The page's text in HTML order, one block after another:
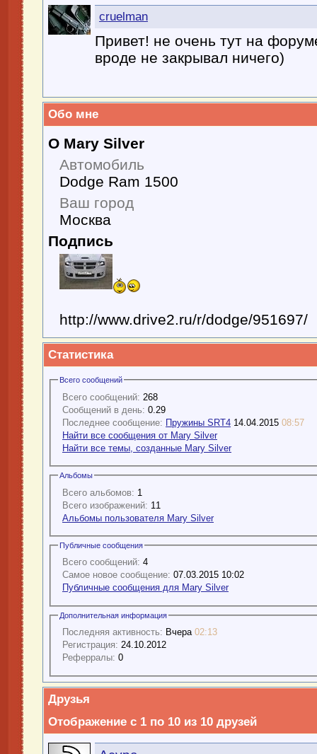
cruelman
Привет! не очень тут на
вроде не закрывал ничего)
Обо мне
О Mary Silver
Автомобиль
Dodge Ram 1500
Ваш город
Москва
Подпись
http://www.drive2.ru/r/dodge/951697/
Статистика
Всего сообщений
Всего сообщений: 268
Сообщений в день: 0.29
Последнее сообщение: Пружины SRT4 14.04.2015 08:57
Найти все сообщения от Mary Silver
Найти все темы, созданные Mary Silver
Альбомы
Всего альбомов: 1
Всего изображений: 11
Альбомы пользователя Mary Silver
Публичные сообщения
Всего сообщений: 4
Самое новое сообщение: 07.03.2015 10:02
Публичные сообщения для Mary Silver
Дополнительная информация
Последняя активность: Вчера 02:13
Регистрация: 24.10.2012
Реферралы: 0
Друзья
Отображение с 1 по 10 из 10 друзей